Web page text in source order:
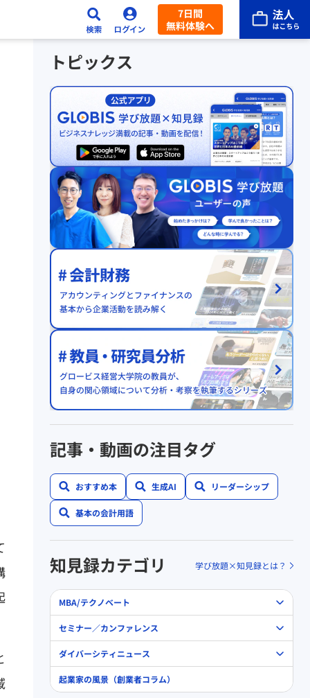
7日間
無料体験へ
トピックス
記事・動画の注目タグ
おすすめ本 生成AI リーダーシップ
基本の会計用語
知見録カテゴリ 学び放題×知見録とは？
MBA/テクノベート
セミナー／カンファレンス
ダイバーシティニュース
起業家の風景（創業者コラム）